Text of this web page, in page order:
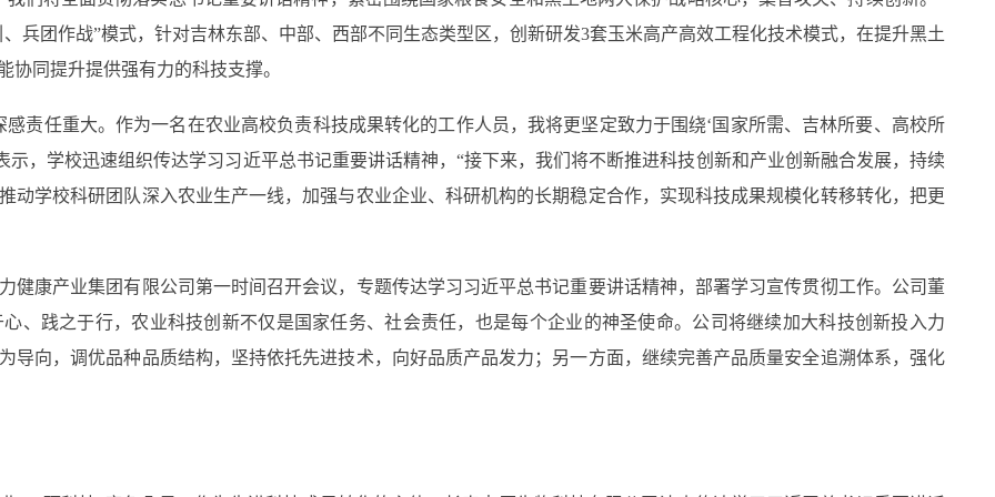
兵团作战”模式，针对吉林东部、中部、西部不同生态类型区，创新研发3套玉米高产高效工程化技术模式，在提升黑土
同提升提供强有力的科技支撑。
任重大。作为一名在农业高校负责科技成果转化的工作人员，我将更坚定致力于围绕‘国家所需、吉林所要、高校所
示，学校迅速组织传达学习习近平总书记重要讲话精神，“接下来，我们将不断推进科技创新和产业创新融合发展，持续
动学校科研团队深入农业生产一线，加强与农业企业、科研机构的长期稳定合作，实现科技成果规模化转移转化，把更
产业集团有限公司第一时间召开会议，专题传达学习习近平总书记重要讲话精神，部署学习宣传贯彻工作。公司董
、践之于行，农业科技创新不仅是国家任务、社会责任，也是每个企业的神圣使命。公司将继续加大科技创新投入力
导向，调优品种品质结构，坚持依托先进技术，向好品质产品发力；另一方面，继续完善产品质量安全追溯体系，强化